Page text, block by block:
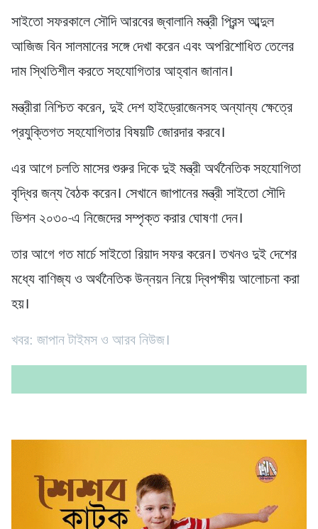
সাইতো সফরকালে সৌদি আরবের জ্বালানি মন্ত্রী প্রিন্স আব্দুল
আজিজ বিন সালমানের সঙ্গে দেখা করেন এবং অপরিশোধিত তেলের
দাম স্থিতিশীল করতে সহযোগিতার আহ্বান জানান।
মন্ত্রীরা নিশ্চিত করেন, দুই দেশ হাইড্রোজেনসহ অন্যান্য ক্ষেত্রে
প্রযুক্তিগত সহযোগিতার বিষয়টি জোরদার করবে।
এর আগে চলতি মাসের শুরুর দিকে দুই মন্ত্রী অর্থনৈতিক সহযোগিতা
বৃদ্ধির জন্য বৈঠক করেন। সেখানে জাপানের মন্ত্রী সাইতো সৌদি
ভিশন ২০৩০-এ নিজেদের সম্পৃক্ত করার ঘোষণা দেন।
তার আগে গত মার্চে সাইতো রিয়াদ সফর করেন। তখনও দুই দেশের
মধ্যে বাণিজ্য ও অর্থনৈতিক উন্নয়ন নিয়ে দ্বিপক্ষীয় আলোচনা করা
হয়।
খবর: জাপান টাইমস ও আরব নিউজ।